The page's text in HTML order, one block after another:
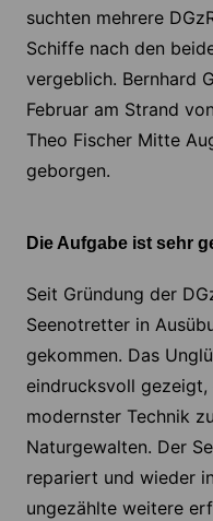
suchten mehrere
Schiffe nach den
vergeblich. Bernhard
Februar am Strand
Theo Fischer Mitte
geborgen.
Die Aufgabe ist sehr
Seit Gründung der
Seenotretter in
gekommen. Das
eindrucksvoll
modernster Technik
Naturgewalten. Der
repariert und wieder
ungezählte weitere